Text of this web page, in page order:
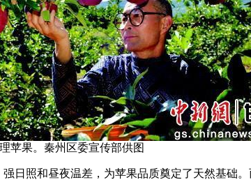
苹果。秦州区委宣传部供图
照和昼夜温差，为苹果品质奠定了天然基础。